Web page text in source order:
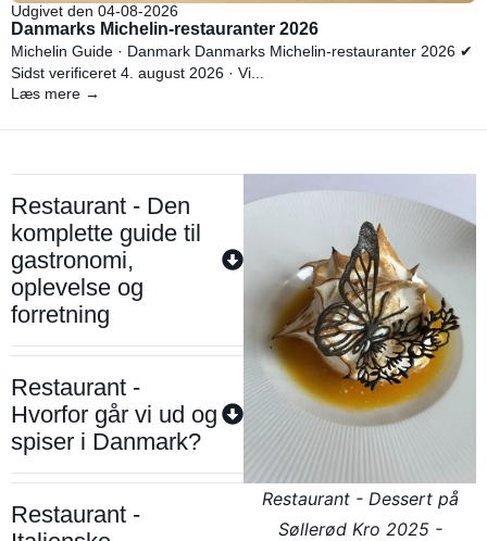
Udgivet den 04-08-2026
Danmarks Michelin-restauranter 2026
Michelin Guide · Danmark Danmarks Michelin-restauranter 2026 ✔
Sidst verificeret 4. august 2026 · Vi...
Læs mere →
Restaurant - Den
komplette guide til
gastronomi,
oplevelse og
forretning
Restaurant -
Hvorfor går vi ud og
spiser i Danmark?
Restaurant -
Restaurant - Dessert på
Søllerød Kro 2025 -